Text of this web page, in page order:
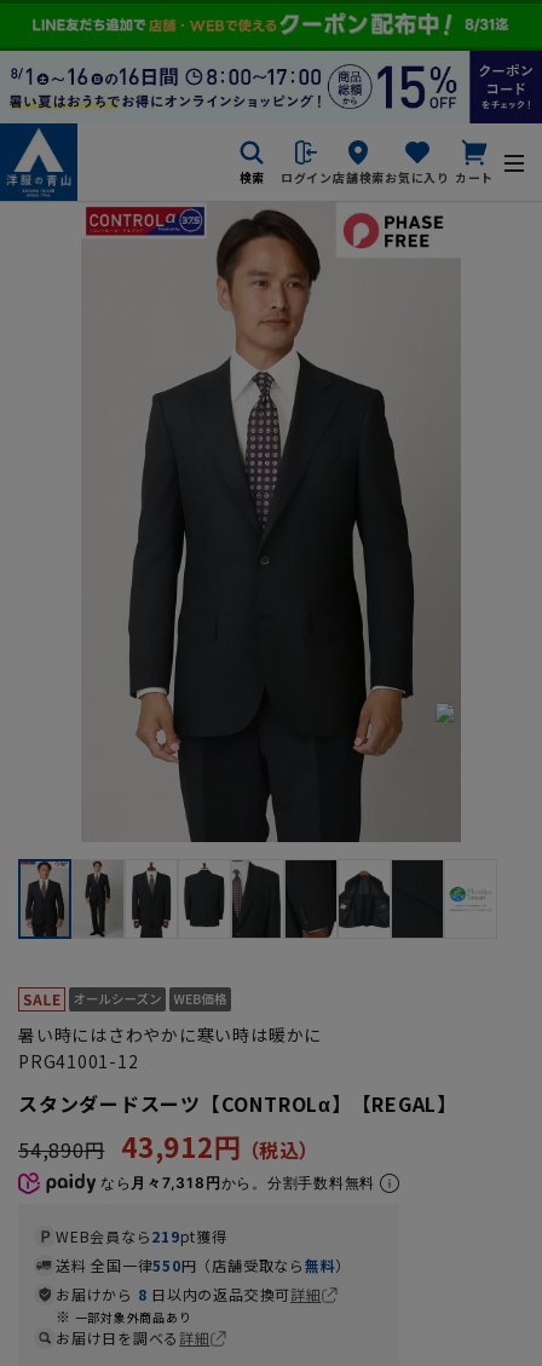
検索 ログイン店舗検索お気に入り カート
暑い時にはさわやかに寒い時は暖かに
PRG41001-12
スタンダードスーツ【CONTROLα】【REGAL】
54,890円
43,912円
なら 月々7,318円から。分割手数料無料
WEB会員なら219pt獲得
送料 全国一律550円（店舗受取なら無料）
お届けから 8 日以内の返品交換可詳細
一部対象外商品あり
お届け日を調べる詳細